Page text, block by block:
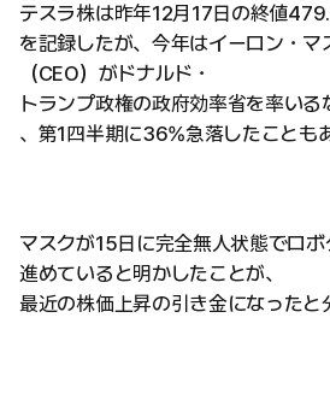
テスラ株は昨年12月17日の終値
を記録したが、今年はイーロン・マ
（CEO）がドナルド・
トランプ政権の政府効率省を率い
、第1四半期に36%急落したことも
マスクが15日に完全無人状態でロ
進めていると明かしたことが、
最近の株価上昇の引き金になったと